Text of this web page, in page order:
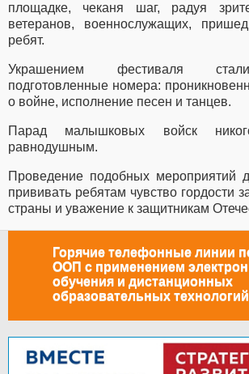
площадке, чеканя шаг, радуя
ветеранов, военнослужащих,
ребят.
Украшением фестиваля
подготовленные номера:
о войне, исполнение песен и танцев.
Парад малышковых войск
равнодушным.
Проведение подобных мероприятий
прививать ребятам чувство гордости
страны и уважение к защитникам
Горячие телефонные линии
ООП с применением
обучения и дистанционных
образовательных технологий